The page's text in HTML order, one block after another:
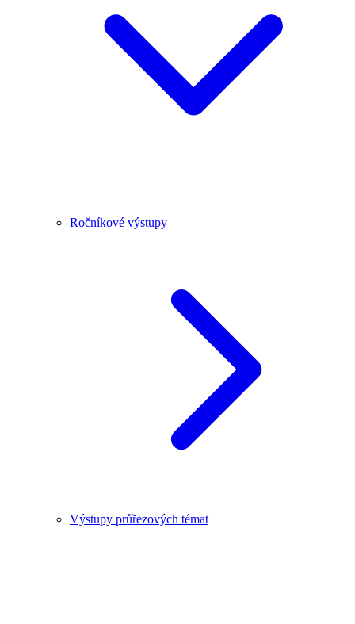
Ročníkové výstupy
Výstupy průřezových témat